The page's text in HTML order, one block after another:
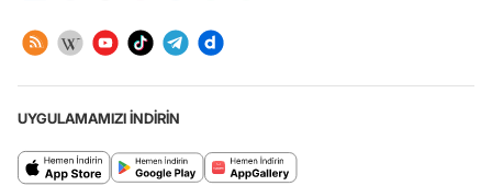
UYGULAMAMIZI İNDİRİN